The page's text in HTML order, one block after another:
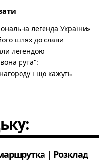
легенда України»
шлях до слави
легендою
рута”:
і що кажуть
маршрутка | Розклад